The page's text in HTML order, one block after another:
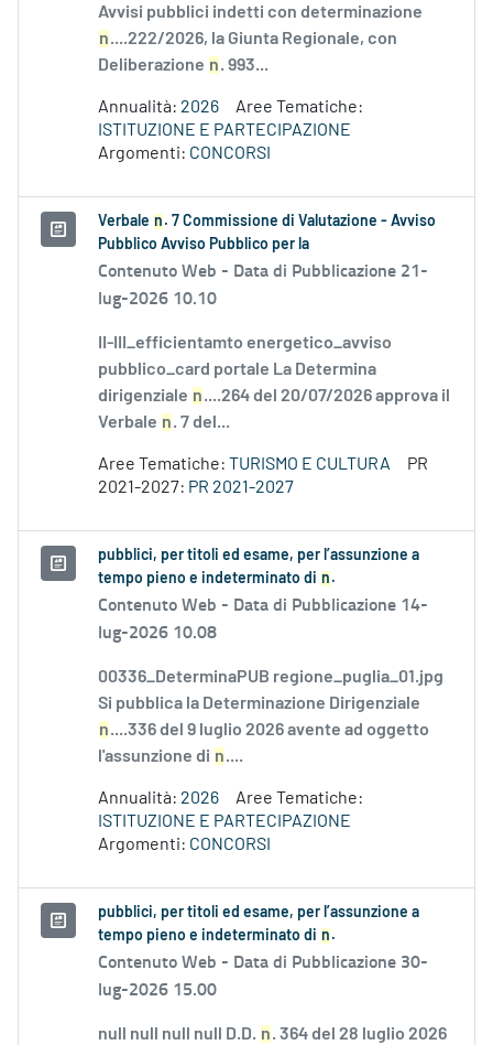
Avvisi pubblici indetti con determinazione
n....222/2026, la Giunta Regionale, con
Deliberazione n. 993...
Annualità: 2026
Aree Tematiche:
ISTITUZIONE E PARTECIPAZIONE
Argomenti: CONCORSI
Verbale n . 7 Commissione di Valutazione - Avviso
Pubblico Avviso Pubblico per la
Contenuto Web - Data di Pubblicazione 21-
lug-2026 10.10
II-III_efficientamto energetico_avviso
pubblico_card portale La Determina
dirigenziale n....264 del 20/07/2026 approva il
Verbale n. 7 del...
Aree Tematiche: TURISMO E CULTURA
PR
2021-2027: PR 2021-2027
pubblici, per titoli ed esame, per l’assunzione a
tempo pieno e indeterminato di n .
Contenuto Web - Data di Pubblicazione 14-
lug-2026 10.08
00336_DeterminaPUB regione_puglia_01.jpg
Si pubblica la Determinazione Dirigenziale
n....336 del 9 luglio 2026 avente ad oggetto
l'assunzione di n....
Annualità: 2026
Aree Tematiche:
ISTITUZIONE E PARTECIPAZIONE
Argomenti: CONCORSI
pubblici, per titoli ed esame, per l’assunzione a
tempo pieno e indeterminato di n .
Contenuto Web - Data di Pubblicazione 30-
lug-2026 15.00
null null null null D.D. n. 364 del 28 luglio 2026